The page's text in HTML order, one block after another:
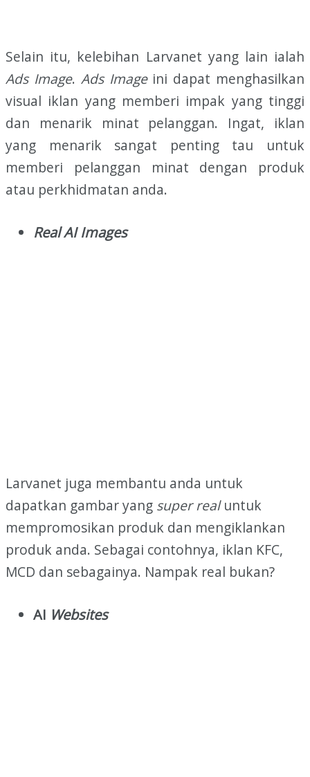
Selain itu, kelebihan Larvanet yang lain ialah
Ads Image. Ads Imageini dapat menghasilkan
visual iklan yang memberi impak yang tinggi
dan menarik minat pelanggan. Ingat, iklan
yang menarik sangat penting tau untuk
memberi pelanggan minat dengan produk
atau perkhidmatan anda.
Real AI Images
Larvanet juga membantu anda untuk
dapatkan gambar yang super realuntuk
mempromosikan produk dan mengiklankan
produk anda. Sebagai contohnya, iklan KFC,
MCD dan sebagainya. Nampak real bukan?
AI Websites